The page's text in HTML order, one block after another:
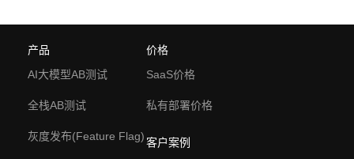
产品
AI大模型AB测试
全栈AB测试
灰度发布(Feature Flag)
价格
SaaS价格
私有部署价格
客户案例